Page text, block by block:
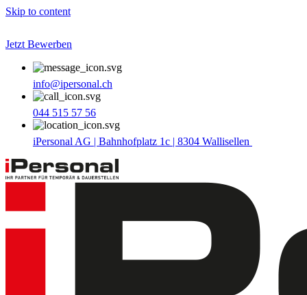
Skip to content
Jetzt Bewerben
info@ipersonal.ch
044 515 57 56
iPersonal AG | Bahnhofplatz 1c | 8304 Wallisellen